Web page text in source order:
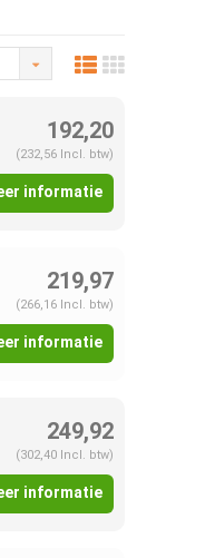
192,20
(232,56 Incl. btw)
informatie
219,97
(266,16 Incl. btw)
informatie
249,92
(302,40 Incl. btw)
informatie